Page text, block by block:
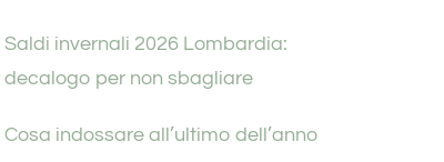
Saldi invernali 2026 Lombardia:
decalogo per non sbagliare
Cosa indossare all’ultimo dell’anno